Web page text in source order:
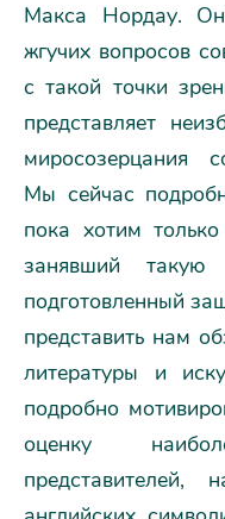
Макса Нордау.
жгучих вопросов
с такой точки
представляет
миросозерцания
Мы сейчас
пока хотим
занявший
подготовленный
представить нам
литературы и
подробно
оценку